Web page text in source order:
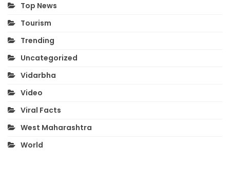
Top News
Tourism
Trending
Uncategorized
Vidarbha
Video
Viral Facts
West Maharashtra
World